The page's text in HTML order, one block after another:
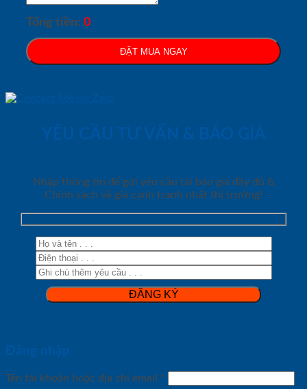
Tổng tiền: 0
ĐẶT MUA NGAY
YÊU CẦU TƯ VẤN & BÁO GIÁ
Nhập thông tin để gửi yêu cầu tải báo giá đầy đủ &
Chính sách về giá cạnh tranh nhất thị trường!
Đăng nhập
Tên tài khoản hoặc địa chỉ email *